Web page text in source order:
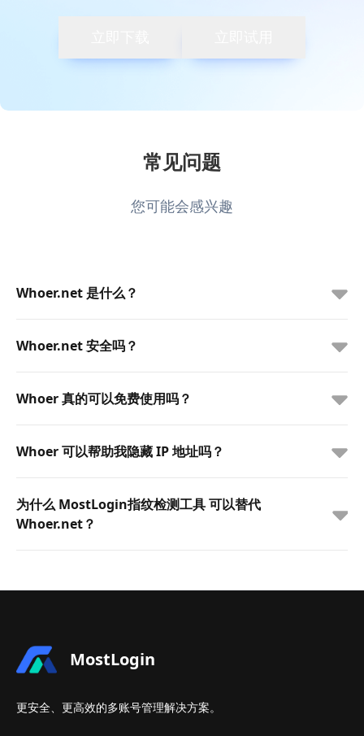
常见问题
您可能会感兴趣
Whoer.net 是什么？
Whoer.net 安全吗？
Whoer 真的可以免费使用吗？
Whoer 可以帮助我隐藏 IP 地址吗？
为什么 MostLogin指纹检测工具 可以替代
Whoer.net？
MostLogin
更安全、更高效的多账号管理解决方案。